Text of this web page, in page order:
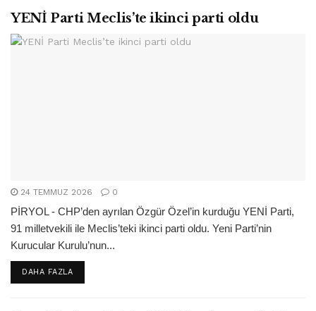
YENİ Parti Meclis’te ikinci parti oldu
24 TEMMUZ 2026 0
PİRYOL - CHP’den ayrılan Özgür Özel’in kurduğu YENİ Parti,
91 milletvekili ile Meclis’teki ikinci parti oldu. Yeni Parti’nin
Kurucular Kurulu’nun...
DAHA FAZLADETAILS